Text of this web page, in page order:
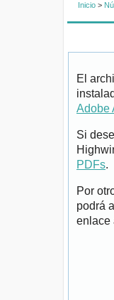
Inicio >
El
Adobe
Si
PDFs.
Por
podrá
enlace